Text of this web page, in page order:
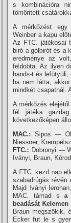
s kombinációra
tömöritett
A mérkőzést egy
Weinber a kapu
Az FTC. játékosai
biró a gólbirót és a
eredménye az
feldobta. Az ilyen
hands-t és
ha nem látta,
mindkét csapatnál.
A mérkőzés
fél játéka
következőképen
MAC.: Sipos —
Niessner,
FTC.: Dobronyi —
Iványi, Braun,
A FTC. kezd nap
szabadrúgás révén
Majd Iványi
MAC. támad sa
beadását
Braun megszökik,
Ecker fut le s